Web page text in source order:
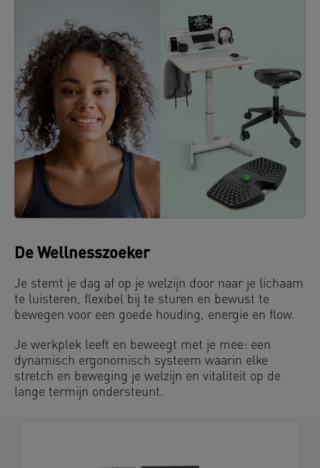
De Wellnesszoeker
Je stemt je dag af op je welzijn door naar je lichaam
te luisteren, flexibel bij te sturen en bewust te
bewegen voor een goede houding, energie en flow.
Je werkplek leeft en beweegt met je mee: een
dynamisch ergonomisch systeem waarin elke
stretch en beweging je welzijn en vitaliteit op de
lange termijn ondersteunt.